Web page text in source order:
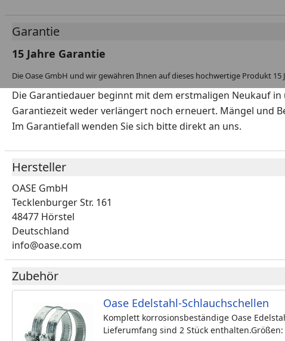
Garantie
15 Jahre Garantie
Die Oase GmbH und wir gewähren Ihnen auf dieses hochwertige Produkt
Die Garantiedauer beginnt mit dem erstmaligen Neukauf
Garantiezeit weder verlängert noch erneuert. Mängel und
Im Garantiefall wenden Sie sich bitte direkt an uns.
Hersteller
OASE GmbH
Tecklenburger Str. 161
48477 Hörstel
Deutschland
info@oase.com
Zubehör
Oase Edelstahl-Schlauchschellen
Komplett korrosionsbeständige Oase
Lieferumfang sind 2 Stück